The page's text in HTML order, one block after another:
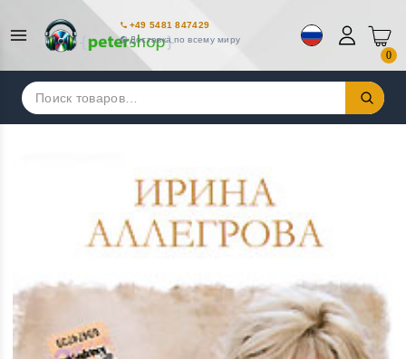
+49 5481 847429
Доставка по всему миру
0
Искать: